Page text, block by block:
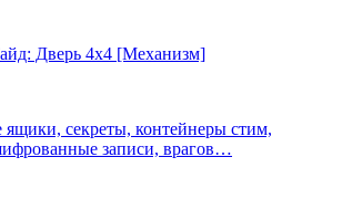
Дверь 4х4 [Механизм]
ящики, секреты, контейнеры стим,
записи, врагов…